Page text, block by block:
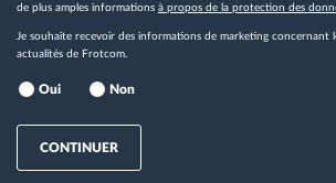
de plus amples informations à propos de la protection des
Je souhaite recevoir des informations de marketing concernant
actualités de Frotcom.
Oui Non
CONTINUER